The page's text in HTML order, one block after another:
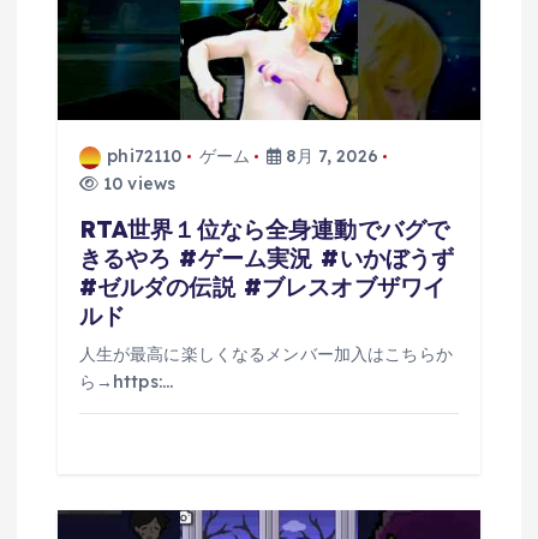
phi72110 ゲーム
8月 7, 2026
10 views
RTA世界１位なら全身連動でバグで
きるやろ #ゲーム実況 #いかぼうず
#ゼルダの伝説 #ブレスオブザワイ
ルド
人生が最高に楽しくなるメンバー加入はこちらか
ら→https:…